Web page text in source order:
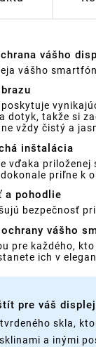
vášho
vášho
dotyk, takže si
vždy čistý a
inštalácia
vďaka
priľne k
a pohodlie
bezpečnosť
vášho
pre každého,
ich v
pre váš displej
skla,
a inými